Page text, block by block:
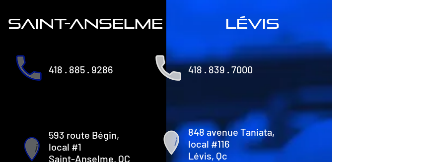
saint-anselme
418 . 885 . 9286
593 route Bégin,
local #1
Saint-Anselme, QC
lévis
418 . 839 . 7000
848 avenue Taniata,
local #116
Lévis, Qc